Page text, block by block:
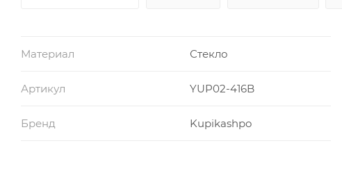
Материал Стекло
Артикул YUP02-416B
Бренд Kupikashpo